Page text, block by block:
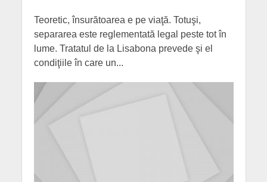
Teoretic, însurătoarea e pe viaţă. Totuşi,
separarea este reglementată legal peste tot în
lume. Tratatul de la Lisabona prevede şi el
condiţiile în care un...